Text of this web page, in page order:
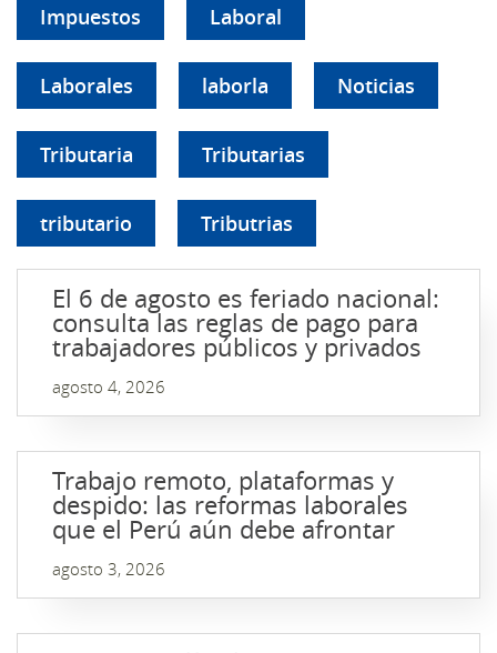
Impuestos Laboral
Laborales laborla Noticias
Tributaria Tributarias
tributario Tributrias
El 6 de agosto es feriado nacional:
consulta las reglas de pago para
trabajadores públicos y privados
agosto 4, 2026
Trabajo remoto, plataformas y
despido: las reformas laborales
que el Perú aún debe afrontar
agosto 3, 2026